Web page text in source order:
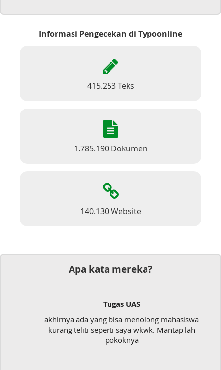
Informasi Pengecekan di Typoonline
415.253 Teks
1.785.190 Dokumen
140.130 Website
Apa kata mereka?
ada yang bisa menolong mahasiswa
teliti seperti saya wkwk. Mantap lah
Mudah